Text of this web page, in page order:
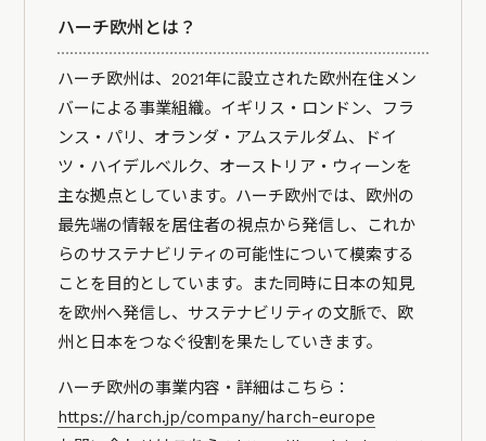
ハーチ欧州とは？
ハーチ欧州は、2021年に設立された欧州在住メン
バーによる事業組織。イギリス・ロンドン、フラ
ンス・パリ、オランダ・アムステルダム、ドイ
ツ・ハイデルベルク、オーストリア・ウィーンを
主な拠点としています。ハーチ欧州では、欧州の
最先端の情報を居住者の視点から発信し、これか
らのサステナビリティの可能性について模索する
ことを目的としています。また同時に日本の知見
を欧州へ発信し、サステナビリティの文脈で、欧
州と日本をつなぐ役割を果たしていきます。
ハーチ欧州の事業内容・詳細はこちら：
https://harch.jp/company/harch-europe